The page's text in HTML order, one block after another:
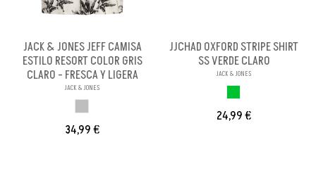
JACK & JONES JEFF CAMISA
ESTILO RESORT COLOR GRIS
CLARO - FRESCA Y LIGERA
JACK & JONES
34,99 €
JJCHAD OXFORD STRIPE SHIRT
SS VERDE CLARO
JACK & JONES
24,99 €